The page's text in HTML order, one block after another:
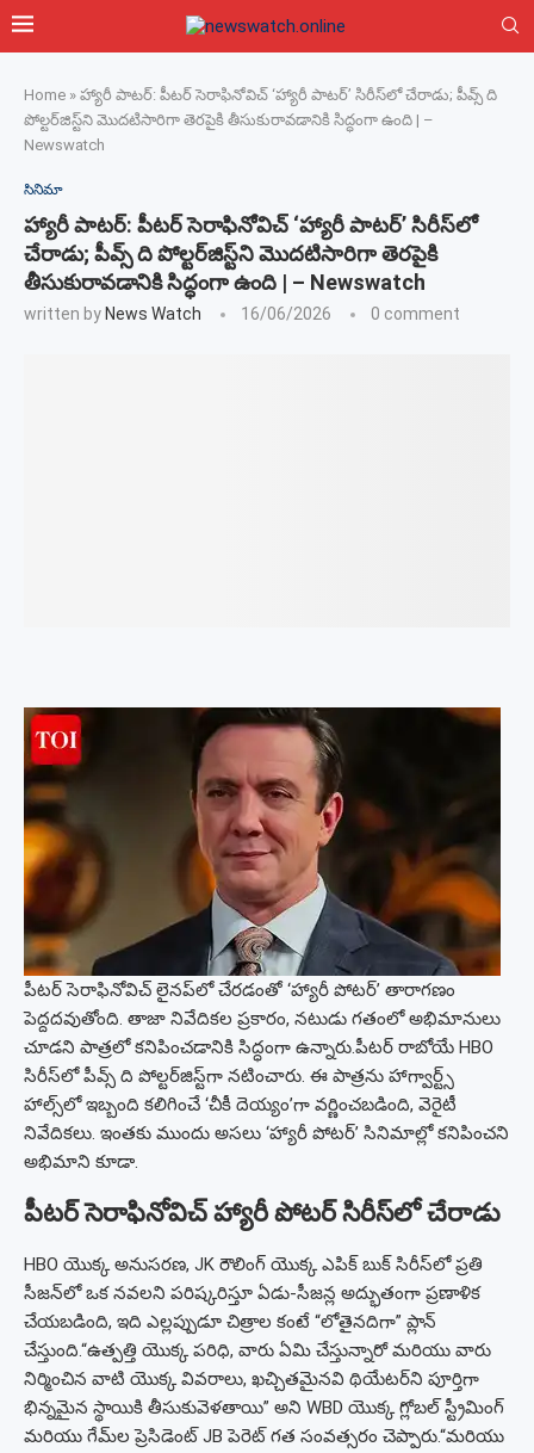
Home » హ్యారీ పాటర్: పీటర్ సెరాఫినోవిచ్ ‘హ్యారీ పాటర్’ సిరీస్‌లో చేరాడు; పీవ్స్ ది
పోల్టర్‌జిస్ట్‌ని మొదటిసారిగా తెరపైకి తీసుకురావడానికి సిద్ధంగా ఉంది | –
Newswatch
సినిమా
హ్యారీ పాటర్: పీటర్ సెరాఫినోవిచ్ ‘హ్యారీ పాటర్’ సిరీస్‌లో
చేరాడు; పీవ్స్ ది పోల్టర్‌జిస్ట్‌ని మొదటిసారిగా తెరపైకి
తీసుకురావడానికి సిద్ధంగా ఉంది | – Newswatch
written by News Watch 16/06/2026 0 comment
పీటర్ సెరాఫినోవిచ్ లైనప్‌లో చేరడంతో ‘హ్యారీ పోటర్’ తారాగణం
పెద్దదవుతోంది. తాజా నివేదికల ప్రకారం, నటుడు గతంలో అభిమానులు
చూడని పాత్రలో కనిపించడానికి సిద్ధంగా ఉన్నారు.పీటర్ రాబోయే HBO
సిరీస్‌లో పీవ్స్ ది పోల్టర్‌జిస్ట్‌గా నటించారు. ఈ పాత్రను హాగ్వార్ట్స్
హాల్స్‌లో ఇబ్బంది కలిగించే ‘చీకీ దెయ్యం’గా వర్ణించబడింది, వెరైటీ
నివేదికలు. ఇంతకు ముందు అసలు ‘హ్యారీ పోటర్’ సినిమాల్లో కనిపించని
అభిమాని కూడా.
పీటర్ సెరాఫినోవిచ్ హ్యారీ పోటర్ సిరీస్‌లో చేరాడు
HBO యొక్క అనుసరణ, JK రౌలింగ్ యొక్క ఎపిక్ బుక్ సిరీస్‌లో ప్రతి
సీజన్‌లో ఒక నవలని పరిష్కరిస్తూ ఏడు-సీజన్ల అద్భుతంగా ప్రణాళిక
చేయబడింది, ఇది ఎల్లప్పుడూ చిత్రాల కంటే “లోతైనదిగా” ప్లాన్
చేస్తుంది.“ఉత్పత్తి యొక్క పరిధి, వారు ఏమి చేస్తున్నారో మరియు వారు
నిర్మించిన వాటి యొక్క వివరాలు, ఖచ్చితమైనవి థియేటర్‌ని పూర్తిగా
భిన్నమైన స్థాయికి తీసుకువెళతాయి” అని WBD యొక్క గ్లోబల్ స్ట్రీమింగ్
మరియు గేమ్‌ల ప్రెసిడెంట్ JB పెరెట్ గత సంవత్సరం చెప్పారు.“మరియు